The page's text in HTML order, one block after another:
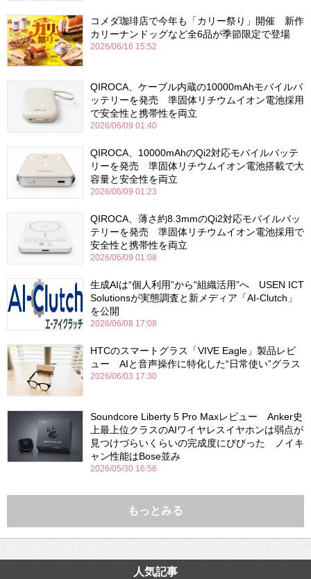
コメダ珈琲店で今年も「カリー祭り」開催 新作
カリーナンドッグなど全6品が季節限定で登場
2026/06/16 15:52
QIROCA、ケーブル内蔵の10000mAhモバイルバ
ッテリーを発売 準固体リチウムイオン電池採用
で安全性と携帯性を両立
2026/06/09 01:40
QIROCA、10000mAhのQi2対応モバイルバッテ
リーを発売 準固体リチウムイオン電池搭載で大
容量と安全性を両立
2026/06/09 01:23
QIROCA、薄さ約8.3mmのQi2対応モバイルバッ
テリーを発売 準固体リチウムイオン電池採用で
安全性と携帯性を両立
2026/06/09 01:08
生成AIは“個人利用”から“組織活用”へ USEN ICT
Solutionsが実態調査と新メディア「AI-Clutch」
を公開
2026/06/08 17:08
HTCのスマートグラス「VIVE Eagle」製品レビ
ュー AIと音声操作に特化した“日常使い”グラス
2026/06/03 17:30
Soundcore Liberty 5 Pro Maxレビュー Anker史
上最上位クラスのAIワイヤレスイヤホンは弱点が
見つけづらいくらいの完成度にびびった ノイキ
ャン性能はBose並み
2026/05/30 16:56
もっとみる
人気記事